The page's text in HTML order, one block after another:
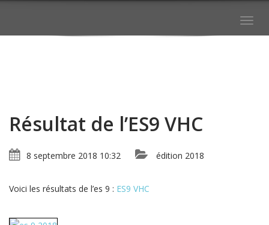
Résultat de l’ES9 VHC
8 septembre 2018 10:32 édition 2018
Voici les résultats de l’es 9 : ES9 VHC